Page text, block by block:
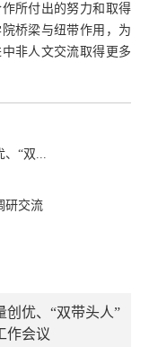
所付出的努力和取得
桥梁与纽带作用，为
非人文交流取得更多
“双...
研交流
创优、“双带头人”
作会议